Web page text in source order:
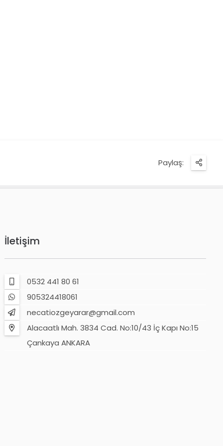
Paylaş:
İletişim
0532 441 80 61
905324418061
necatiozgeyarar@gmail.com
Alacaatlı Mah. 3834 Cad. No:10/43 İç Kapı No:15
Çankaya ANKARA